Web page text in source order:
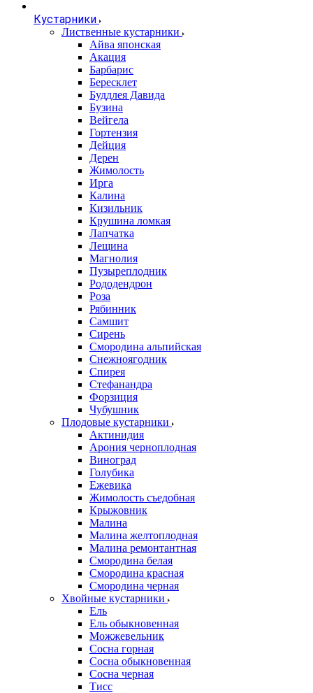
Кустарники
Лиственные кустарники
Айва японская
Акация
Барбарис
Бересклет
Буддлея Давида
Бузина
Вейгела
Гортензия
Дейция
Дерен
Жимолость
Ирга
Калина
Кизильник
Крушина ломкая
Лапчатка
Лещина
Магнолия
Пузыреплодник
Рододендрон
Роза
Рябинник
Самшит
Сирень
Смородина альпийская
Снежноягодник
Спирея
Стефанандра
Форзиция
Чубушник
Плодовые кустарники
Актинидия
Арония черноплодная
Виноград
Голубика
Ежевика
Жимолость съедобная
Крыжовник
Малина
Малина желтоплодная
Малина ремонтантная
Смородина белая
Смородина красная
Смородина черная
Хвойные кустарники
Ель
Ель обыкновенная
Можжевельник
Сосна горная
Сосна обыкновенная
Сосна черная
Тисс